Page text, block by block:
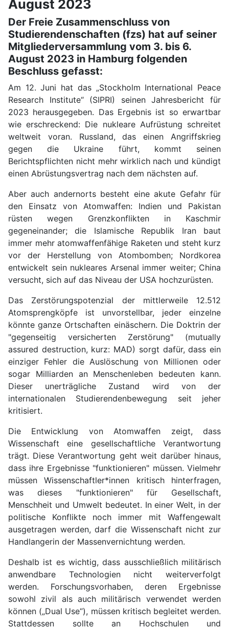
August 2023
Der Freie Zusammenschluss von
Studierendenschaften (fzs) hat auf seiner
Mitgliederversammlung vom 3. bis 6.
August 2023 in Hamburg folgenden
Beschluss gefasst:
Am 12. Juni hat das „Stockholm International Peace
Research Institute“ (SIPRI) seinen Jahresbericht für
2023 herausgegeben. Das Ergebnis ist so erwartbar
wie erschreckend: Die nukleare Aufrüstung schreitet
weltweit voran. Russland, das einen Angriffskrieg
gegen die Ukraine führt, kommt seinen
Berichtspflichten nicht mehr wirklich nach und kündigt
einen Abrüstungsvertrag nach dem nächsten auf.
Aber auch andernorts besteht eine akute Gefahr für
den Einsatz von Atomwaffen: Indien und Pakistan
rüsten wegen Grenzkonflikten in Kaschmir
gegeneinander; die Islamische Republik Iran baut
immer mehr atomwaffenfähige Raketen und steht kurz
vor der Herstellung von Atombomben; Nordkorea
entwickelt sein nukleares Arsenal immer weiter; China
versucht, sich auf das Niveau der USA hochzurüsten.
Das Zerstörungspotenzial der mittlerweile 12.512
Atomsprengköpfe ist unvorstellbar, jeder einzelne
könnte ganze Ortschaften einäschern. Die Doktrin der
"gegenseitig versicherten Zerstörung" (mutually
assured destruction, kurz: MAD) sorgt dafür, dass ein
einziger Fehler die Auslöschung von Millionen oder
sogar Milliarden an Menschenleben bedeuten kann.
Dieser unerträgliche Zustand wird von der
internationalen Studierendenbewegung seit jeher
kritisiert.
Die Entwicklung von Atomwaffen zeigt, dass
Wissenschaft eine gesellschaftliche Verantwortung
trägt. Diese Verantwortung geht weit darüber hinaus,
dass ihre Ergebnisse "funktionieren" müssen. Vielmehr
müssen Wissenschaftler*innen kritisch hinterfragen,
was dieses "funktionieren" für Gesellschaft,
Menschheit und Umwelt bedeutet. In einer Welt, in der
politische Konflikte noch immer mit Waffengewalt
ausgetragen werden, darf die Wissenschaft nicht zur
Handlangerin der Massenvernichtung werden.
Deshalb ist es wichtig, dass ausschließlich militärisch
anwendbare Technologien nicht weiterverfolgt
werden. Forschungsvorhaben, deren Ergebnisse
sowohl zivil als auch militärisch verwendet werden
können („Dual Use“), müssen kritisch begleitet werden.
Stattdessen sollte an Hochschulen und